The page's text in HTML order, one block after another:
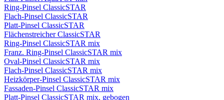
Ring-Pinsel ClassicSTAR
Flach-Pinsel ClassicSTAR
Platt-Pinsel ClassicSTAR
Flächenstreicher ClassicSTAR
Ring-Pinsel ClassicSTAR mix
Franz. Ring-Pinsel ClassicSTAR mix
Oval-Pinsel ClassicSTAR mix
Flach-Pinsel ClassicSTAR mix
Heizkörper-Pinsel ClassicSTAR mix
Fassaden-Pinsel ClassicSTAR mix
Platt-Pinsel ClassicSTAR mix, gebogen